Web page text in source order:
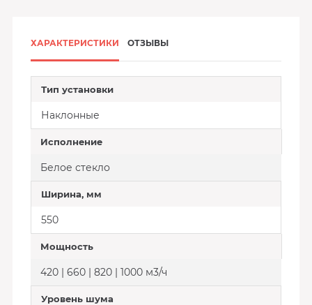
ХАРАКТЕРИСТИКИ ОТЗЫВЫ
Тип установки
Наклонные
Исполнение
Белое стекло
Ширина, мм
550
Мощность
420 | 660 | 820 | 1000 м3/ч
Уровень шума